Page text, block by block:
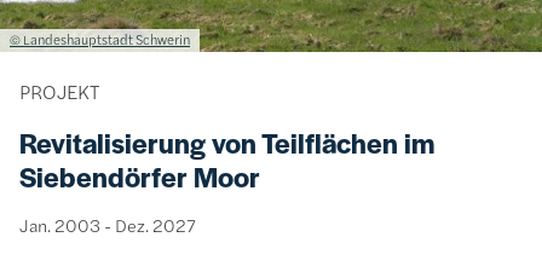
Lizenzinformationen einschließlich Urheberrecht
© Landeshauptstadt Schwerin
PROJEKT
Revitalisierung von Teilflächen im
Siebendörfer Moor
Jan. 2003 - Dez. 2027